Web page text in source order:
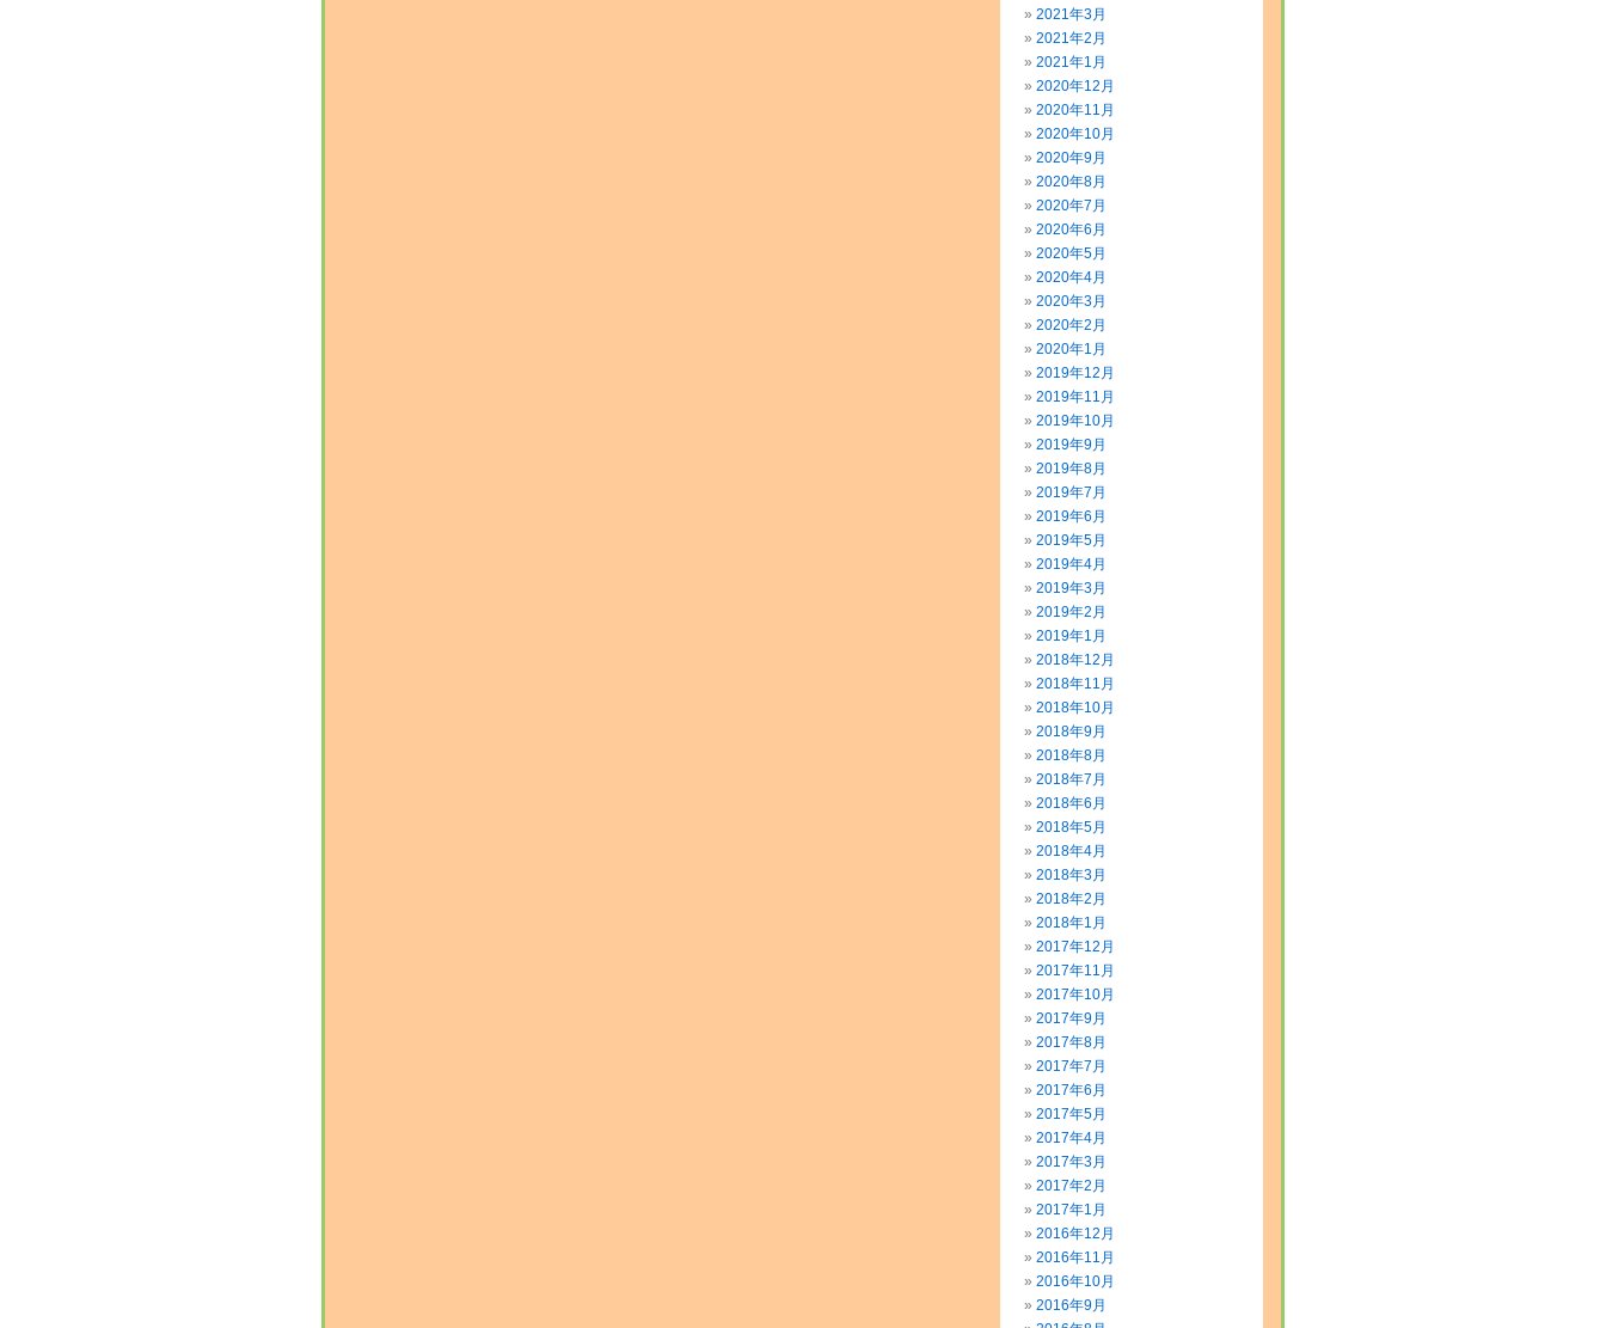
2021年3月
2021年2月
2021年1月
2020年12月
2020年11月
2020年10月
2020年9月
2020年8月
2020年7月
2020年6月
2020年5月
2020年4月
2020年3月
2020年2月
2020年1月
2019年12月
2019年11月
2019年10月
2019年9月
2019年8月
2019年7月
2019年6月
2019年5月
2019年4月
2019年3月
2019年2月
2019年1月
2018年12月
2018年11月
2018年10月
2018年9月
2018年8月
2018年7月
2018年6月
2018年5月
2018年4月
2018年3月
2018年2月
2018年1月
2017年12月
2017年11月
2017年10月
2017年9月
2017年8月
2017年7月
2017年6月
2017年5月
2017年4月
2017年3月
2017年2月
2017年1月
2016年12月
2016年11月
2016年10月
2016年9月